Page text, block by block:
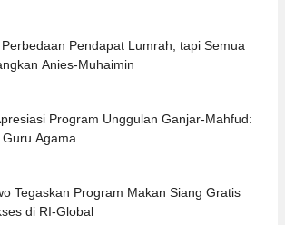
Pendapat Lumrah, tapi Semua
Anies-Muhaimin
Program Unggulan Ganjar-Mahfud:
Agama
Tegaskan Program Makan Siang Gratis
di RI-Global